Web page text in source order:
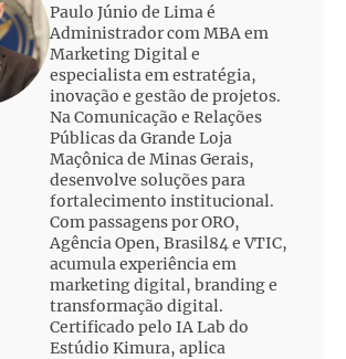
Paulo Júnio de Lima é
Administrador com MBA em
Marketing Digital e
especialista em estratégia,
inovação e gestão de projetos.
Na Comunicação e Relações
Públicas da Grande Loja
Maçônica de Minas Gerais,
desenvolve soluções para
fortalecimento institucional.
Com passagens por ORO,
Agência Open, Brasil84 e VTIC,
acumula experiência em
marketing digital, branding e
transformação digital.
Certificado pelo IA Lab do
Estúdio Kimura, aplica